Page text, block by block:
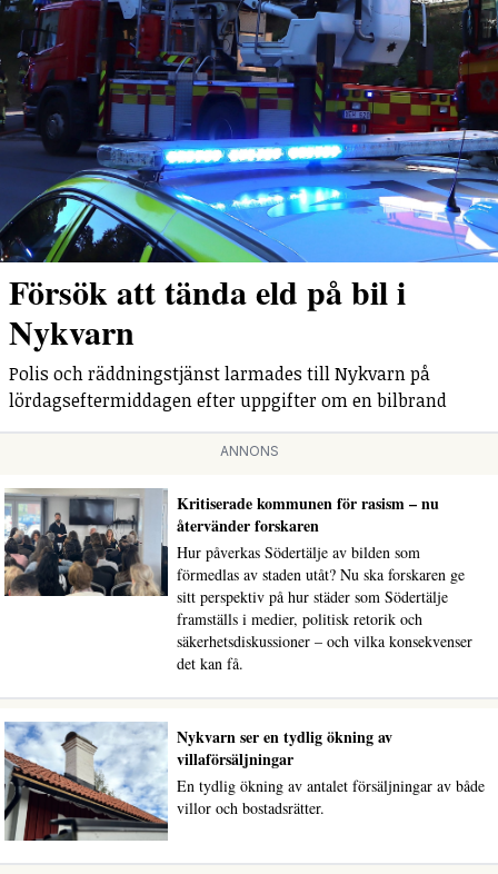
Försök att tända eld på bil i
Nykvarn
Polis och räddningstjänst larmades till Nykvarn på
lördagseftermiddagen efter uppgifter om en bilbrand
ANNONS
Kritiserade kommunen för rasism – nu
återvänder forskaren
Hur påverkas Södertälje av bilden som
förmedlas av staden utåt? Nu ska forskaren ge
sitt perspektiv på hur städer som Södertälje
framställs i medier, politisk retorik och
säkerhetsdiskussioner – och vilka konsekvenser
det kan få.
Nykvarn ser en tydlig ökning av
villaförsäljningar
En tydlig ökning av antalet försäljningar av både
villor och bostadsrätter.